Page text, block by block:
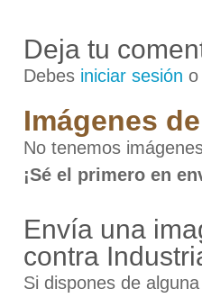
Deja tu
Debes iniciar sesión
Imágenes
No tenemos
¡Sé el primero en
Envía una
contra
Si dispones de